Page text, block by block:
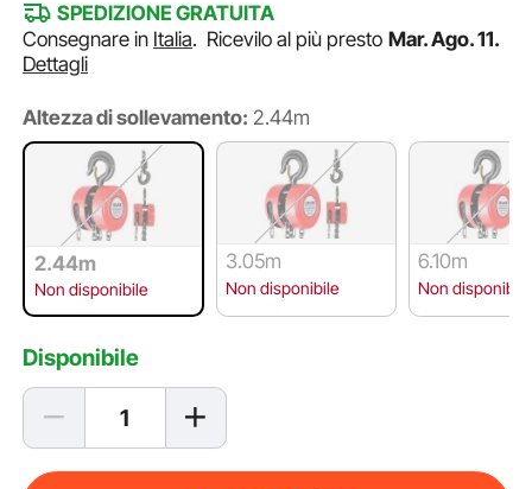
SPEDIZIONE GRATUITA
Consegnare in Italia. Ricevilo al più presto Mar. Ago. 11.
Dettagli
Altezza di sollevamento: 2.44m
2.44m
Non disponibile
3.05m
Non disponibile
6.10m
Non disponibile
Disponibile